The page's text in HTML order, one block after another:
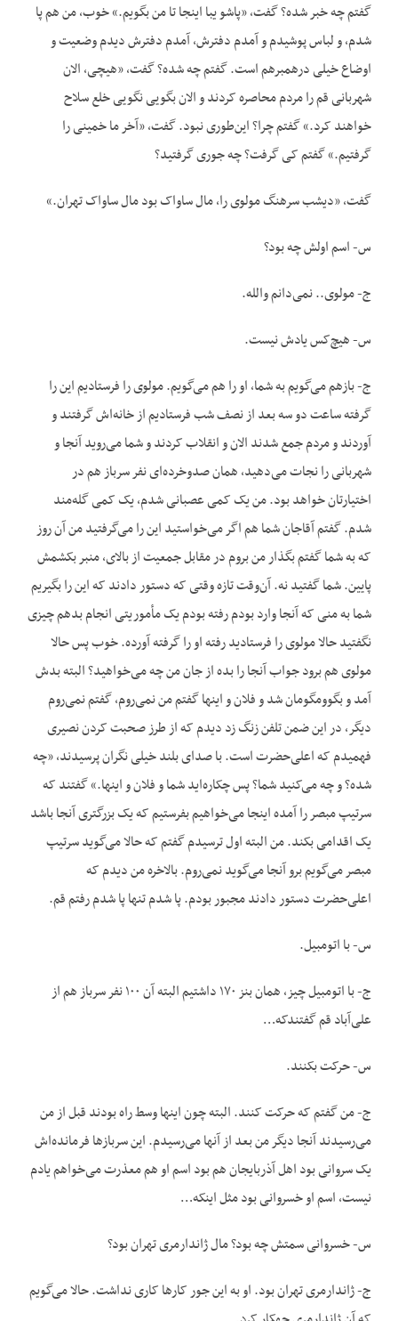
گفتم چه خبر شده؟ گفت، «پاشو یبا اینجا تا من بگویم.» خوب، من هم پا
شدم، و لباس پوشیدم و آمدم دفترش، آمدم دفترش دیدم وضعیت و
اوضاع خیلی درهم‏برهم است. گفتم چه شده؟ گفت، «هیچی، الان
شهربانی قم را مردم محاصره کردند و الان بگویی نگویی خلع سلاح
خواهند کرد.» گفتم چرا؟ این‌طوری نبود. گفت، «آخر ما خمینی را
گرفتیم.» گفتم کی گرفت؟ چه جوری گرفتید؟
گفت، «دیشب سرهنگ مولوی را، مال ساواک بود مال ساواک تهران.»
س- اسم اولش چه بود؟
ج- مولوی.. نمی‌دانم والله.
س- هیچ‌کس یادش نیست.
ج- بازهم می‌گویم به شما، او را هم می‌گویم. مولوی را فرستادیم این را
گرفته ساعت دو سه بعد از نصف شب فرستادیم از خانه‌اش گرفتند و
آوردند و مردم جمع شدند الان و انقلاب کردند و شما می‌روید آنجا و
شهربانی را نجات می‌دهید، همان صدوخرده‌ای نفر سرباز هم در
اختیارتان خواهد بود. من یک کمی‌ عصبانی شدم، یک کمی گله‌مند
شدم. گفتم آقاجان شما هم اگر می‌خواستید این را می‌گرفتید من آن روز
که به شما گفتم بگذار من بروم در مقابل جمعیت از بالاى، منبر بکشمش
پایین. شما گفتید نه. آن‌وقت تازه وقتی که دستور دادند که این را بگیریم
شما به منی که آنجا وارد بودم رفته بودم یک مأموریتی انجام بدهم چیزی
نگفتید حالا مولوی را فرستادید رفته او را گرفته آورده. خوب پس حالا
مولوی هم برود جواب آنجا را بده از جان من چه می‌خواهید؟ البته بدش
آمد و بگوومگومان شد و فلان و این‏ها گفتم من نمی‌روم، گفتم نمی‌روم
دیگر، در این ضمن تلفن زنگ زد دیدم که از طرز صحبت کردن نصیری
فهمیدم که اعلی‌حضرت است. با صدای بلند خیلی نگران پرسیدند، «چه
شده؟ و چه می‌کنید شما؟ پس چکاره‌اید شما و فلان و این‏ها.» گفتند که
سرتیپ مبصر را آمده اینجا می‌خواهیم بفرستیم که یک بزرگتری آنجا باشد
یک اقدامی ‌بکند. من البته اول ‌ترسیدم گفتم که حالا می‌گوید سرتیپ
مبصر می‌گویم برو آنجا می‌گوید نمی‌روم. بالاخره من دیدم که
اعلی‌حضرت دستور دادند مجبور بودم. پا شدم تنها پا شدم رفتم قم.
س- با اتومبیل.
ج- با اتومبیل چیز، همان بنز ۱۷۰ داشتیم البته آن ۱۰۰ نفر سرباز هم از
علی‌آباد قم گفتندکه…
س- حرکت بکنند.
ج- من گفتم که حرکت کنند. البته چون این‏ها وسط راه بودند قبل از من
می‌رسیدند آنجا دیگر من بعد از آنها می‌رسیدم. این سربازها فرمانده‌اش
یک سروانی بود اهل آذربایجان هم بود اسم او هم معذرت می‌خواهم یادم
نیست، اسم او خسروانی بود مثل اینکه…
س- خسروانی سمتش چه بود؟ مال ژاندارمری تهران بود؟
ج- ژاندارمری تهران بود. او به این جور کارها کاری نداشت. حالا می‌گویم